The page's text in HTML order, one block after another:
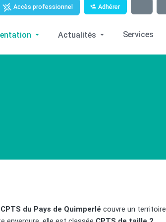
Accès professionnel Adhérer
Actualités Services
CPTS du Pays de Quimperlé couvre un territoire